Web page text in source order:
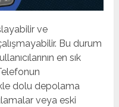
ve
Bu durum
en sık
dolu depolama
veya eski